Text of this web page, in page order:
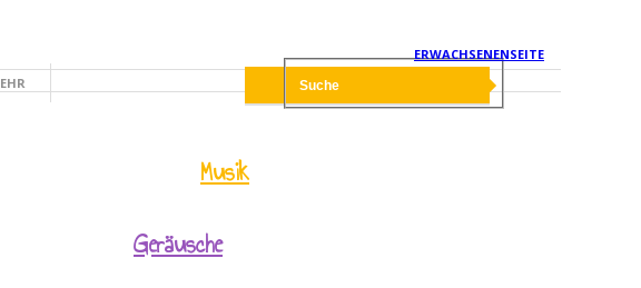
ERWACHSENENSEITE
Musik
Geräusche